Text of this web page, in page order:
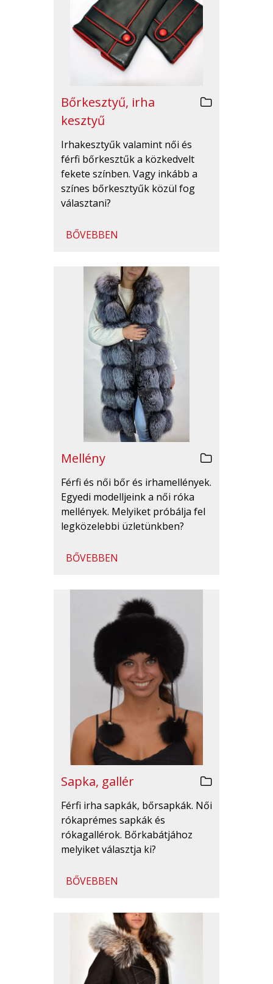
Bőrkesztyű, irha
kesztyű
Irhakesztyűk valamint női és
férfi bőrkesztűk a közkedvelt
fekete színben. Vagy inkább a
színes bőrkesztyűk közül fog
választani?
BŐVEBBEN
Mellény
Férfi és női bőr és irhamellények.
Egyedi modelljeink a női róka
mellények. Melyiket próbálja fel
legközelebbi üzletünkben?
BŐVEBBEN
Sapka, gallér
Férfi irha sapkák, bőrsapkák. Női
rókaprémes sapkák és
rókagallérok. Bőrkabátjához
melyiket választja ki?
BŐVEBBEN